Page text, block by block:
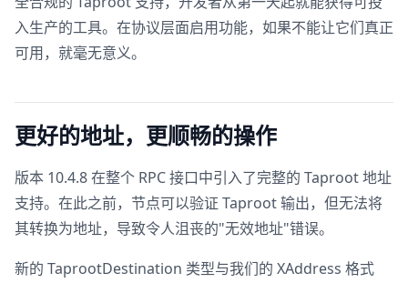
入生产的工具。在协议层面启用功能，如果不能让它们真正
可用，就毫无意义。
更好的地址，更顺畅的操作
版本 10.4.8 在整个 RPC 接口中引入了完整的 Taproot 地址
支持。在此之前，节点可以验证 Taproot 输出，但无法将
其转换为地址，导致令人沮丧的"无效地址"错误。
新的 TaprootDestination 类型与我们的 XAddress 格式